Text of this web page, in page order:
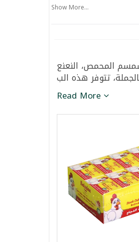
Show More...
المحمص، النعنع
Read More